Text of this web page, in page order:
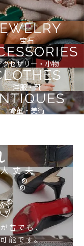
宝石
クセサリー・小物
洋服・靴
骨董・美術
丈夫
昔でも、
能です。